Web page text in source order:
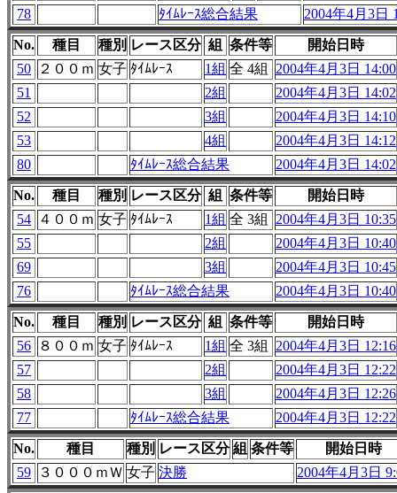
78
ﾀｲﾑﾚｰｽ総合結果 2004年4月3日
No. 種目 種別 レース区分 組 条件等
開始日時
50
２００ｍ 女子 ﾀｲﾑﾚｰｽ 1組 全 4組
2004年4月3日 14:00
51
2組
2004年4月3日 14:02
52
3組
2004年4月3日 14:10
53
4組
2004年4月3日 14:12
80
ﾀｲﾑﾚｰｽ総合結果 2004年4月3日 14:02
No. 種目 種別 レース区分 組 条件等
開始日時
54
４００ｍ 女子 ﾀｲﾑﾚｰｽ 1組 全 3組
2004年4月3日 10:35
55
2組
2004年4月3日 10:40
69
3組
2004年4月3日 10:45
76
ﾀｲﾑﾚｰｽ総合結果 2004年4月3日 10:40
No. 種目 種別 レース区分 組 条件等
開始日時
56
８００ｍ 女子 ﾀｲﾑﾚｰｽ 1組 全 3組
2004年4月3日 12:16
57
2組
2004年4月3日 12:22
58
3組
2004年4月3日 12:26
77
ﾀｲﾑﾚｰｽ総合結果 2004年4月3日 12:22
No. 種目 種別 レース区分 組 条件等
開始日時
59
３０００ｍＷ 女子 決勝 2004年4月3日